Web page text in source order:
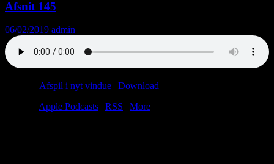
Afsnit 145
06/02/2019 admin
Afspil i nyt vindue Download
Apple Podcasts RSS
More